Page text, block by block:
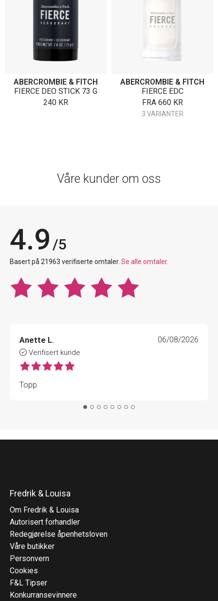
ABERCROMBIE & FITCH
FIERCE DEO STICK 73 G
240 KR
ABERCROMBIE & FITCH
FIERCE EDC
FRA 660 KR
3 VARIANTER
Våre kunder om oss
4.9 /5
Basert på 21963 verifiserte omtaler. Se alle omtaler.
Anette L.
Verifisert kunde
06/08/2026
Topp
Fredrik & Louisa
Om Fredrik & Louisa
Autorisert forhandler
Redegjørelse åpenhetsloven
Våre butikker
Personvern
Cookies
F&L Tipser
Konkurransevinnere